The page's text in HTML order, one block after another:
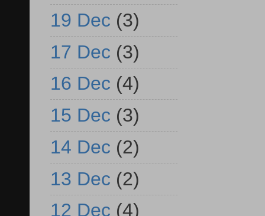
19 Dec (3)
17 Dec (3)
16 Dec (4)
15 Dec (3)
14 Dec (2)
13 Dec (2)
12 Dec (4)